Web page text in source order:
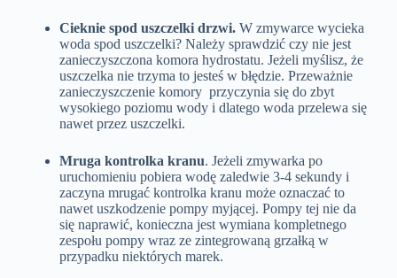
Cieknie spod uszczelki drzwi.W zmywarce wycieka
woda spod uszczelki? Należy sprawdzić czy nie jest
zanieczyszczona komora hydrostatu. Jeżeli myślisz, że
uszczelka nie trzyma to jesteś w błędzie. Przeważnie
zanieczyszczenie komory przyczynia się do zbyt
wysokiego poziomu wody i dlatego woda przelewa się
nawet przez uszczelki.
Mruga kontrolka kranu. Jeżeli zmywarka po
uruchomieniu pobiera wodę zaledwie 3-4 sekundy i
zaczyna mrugać kontrolka kranu może oznaczać to
nawet uszkodzenie pompy myjącej. Pompy tej nie da
się naprawić, konieczna jest wymiana kompletnego
zespołu pompy wraz ze zintegrowaną grzałką w
przypadku niektórych marek.